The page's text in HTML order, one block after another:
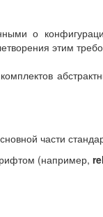
о
этим
части
(например,